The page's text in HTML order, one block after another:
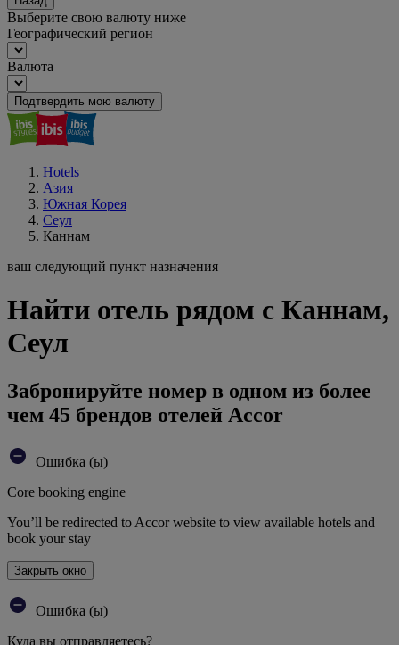
Выберите свою валюту ниже
Географический регион
Валюта
Подтвердить мою валюту
Hotels
Азия
Южная Корея
Сеул
Каннам
ваш следующий пункт назначения
Найти отель рядом с Каннам,
Сеул
Забронируйте номер в одном из более
чем 45 брендов отелей Accor
Ошибка (ы)
Core booking engine
You’ll be redirected to Accor website to view available hotels and
book your stay
Закрыть окно
Ошибка (ы)
Куда вы отправляетесь?